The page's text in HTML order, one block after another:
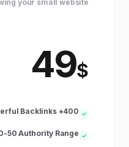
your small website.
$
49
400+ Powerful Backlinks
50 Authority Range